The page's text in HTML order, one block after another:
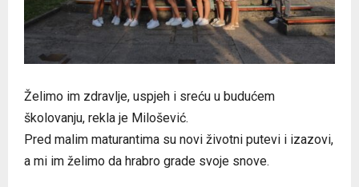
Želimo im zdravlje, uspjeh i sreću u budućem
školovanju, rekla je Milošević.
Pred malim maturantima su novi životni putevi i izazovi,
a mi im želimo da hrabro grade svoje snove.